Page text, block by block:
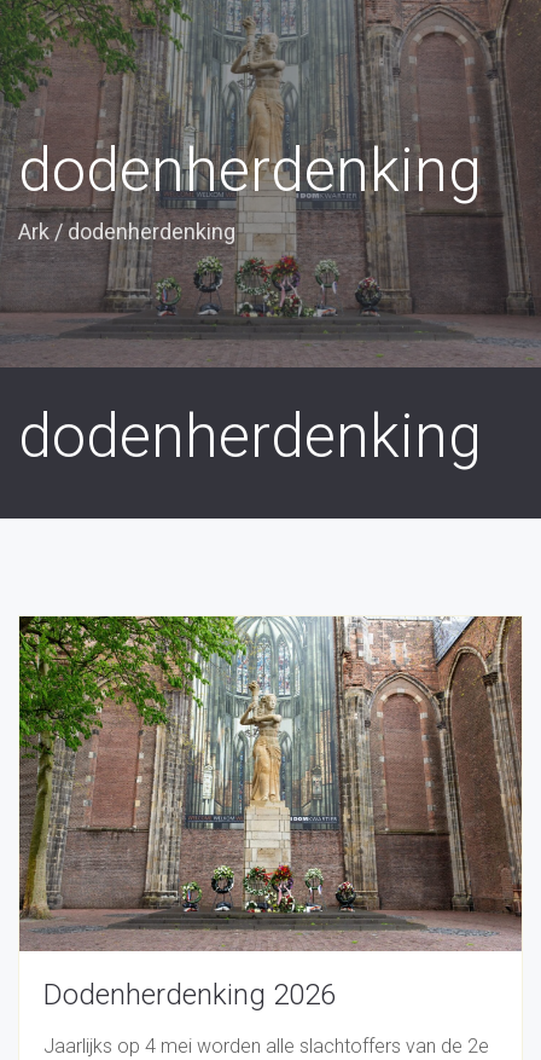
dodenherdenking
Ark/ dodenherdenking
dodenherdenking
Dodenherdenking 2026
Jaarlijks op 4 mei worden alle slachtoffers van de 2e